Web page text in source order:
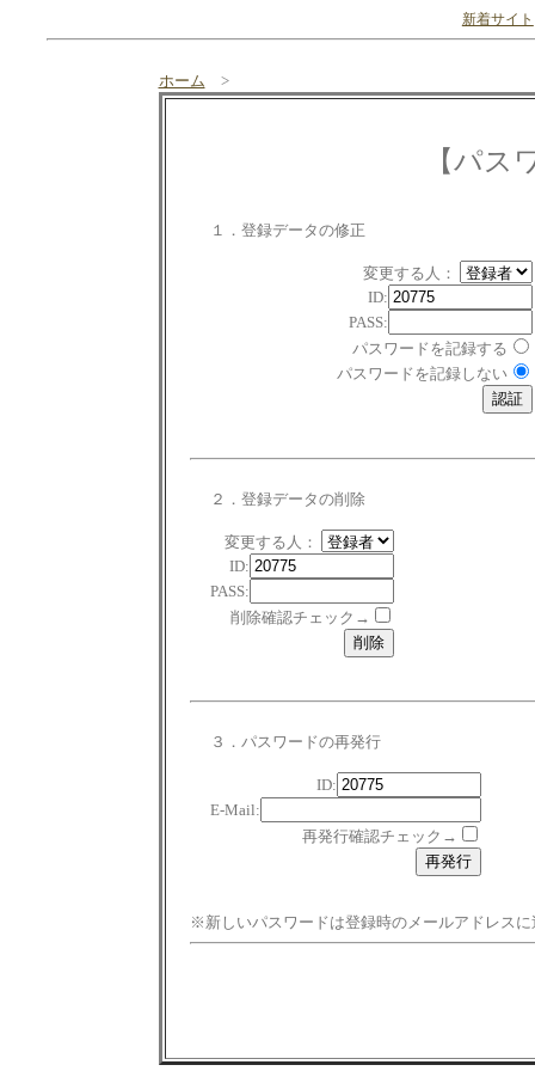
新着サイト
ホーム >
【パス
１．登録データの修正
変更する人：
ID:
PASS:
パスワードを記録する
パスワードを記録しない
２．登録データの削除
変更する人：
ID:
PASS:
削除確認チェック→
３．パスワードの再発行
ID:
E-Mail:
再発行確認チェック→
※新しいパスワードは登録時のメールアドレスに